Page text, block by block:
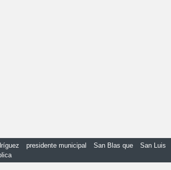
presidente municipal San Blas que
San Luis